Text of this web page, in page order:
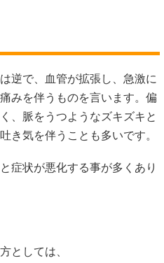
逆で、血管が拡張し、急激に
みを伴うものを言います。偏
、脈をうつようなズキズキと
き気を伴うことも多いです。
症状が悪化する事が多くあり
としては、